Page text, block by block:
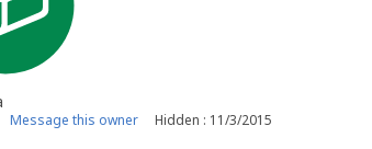
Message this owner Hidden : 11/3/2015